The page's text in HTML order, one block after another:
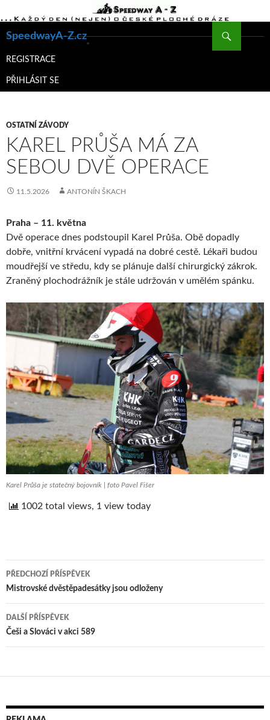
SpeedwayA-Z.cz
K
WEBU
REGISTRACE
PŘIHLÁSIT SE
OSTATNÍ ZÁVODY
KAREL PRŮŠA MÁ ZA
SEBOU DVĚ OPERACE
11.5.2026 ANTONÍN ŠKACH
Praha – 11. května
Dvě operace dnes podstoupil Karel Průša. Obě dopadly
dobře, vnitřní krvácení vypadá na dobré cestě. Lékaři budou
moudřejší ve středu, kdy se plánuje další chirurgický zákrok.
Zraněný plochodrážník je stále udržován v umělém spánku.
Karel Průša je statečný bojovník | foto Pavel Fišer
1002 total views, 1 view today
Navigace
pro
příspěvek
PŘEDCHOZÍ PŘÍSPĚVEK
Mistrovské dvěstěpadesátky jsou odloženy
DALŠÍ PŘÍSPĚVEK
Češi a Slováci v akci 589